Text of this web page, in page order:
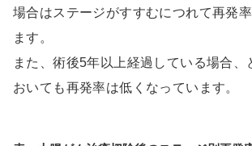
場合はステージがすすむにつれて再発
ます。
また、術後5年以上経過している場合、
おいても再発率は低くなっています。